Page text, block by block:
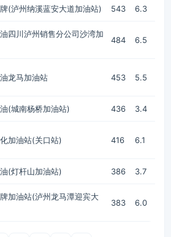
(泸州纳溪蓝安大道加油站) 543 6.3
四川泸州销售分公司沙湾加
484 6.5
龙马加油站 453 5.5
(城南杨桥加油站) 436 3.4
加油站(关口站) 416 6.1
(灯杆山加油站) 386 3.7
加油站(泸州龙马潭迎宾大
383 6.0